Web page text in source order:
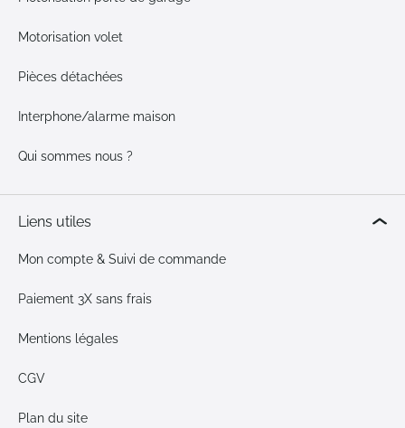
Motorisation volet
Pièces détachées
Interphone/alarme maison
Qui sommes nous ?
Liens utiles
Mon compte & Suivi de commande
Paiement 3X sans frais
Mentions légales
CGV
Plan du site